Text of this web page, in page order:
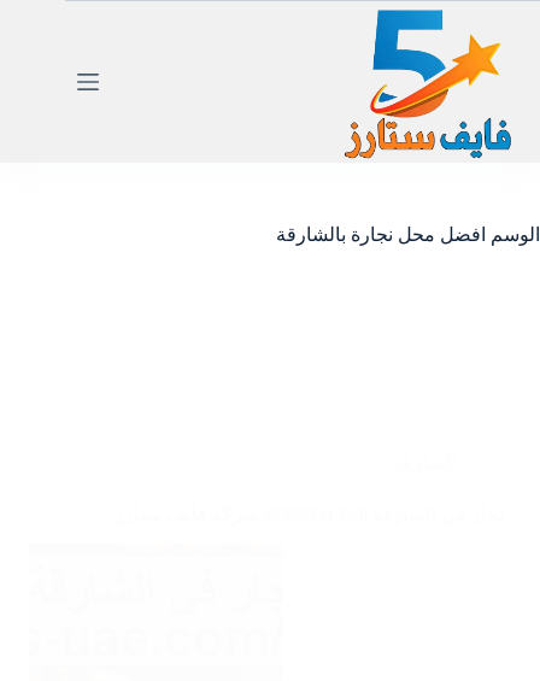
المحتوى
الوسم افضل محل نجارة بالشارقة